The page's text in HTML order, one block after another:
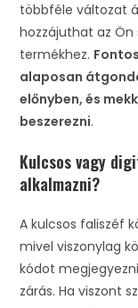
többféle változat
hozzájuthat az
termékhez.
alaposan
előnyben, és
beszerezni.
Kulcsos vagy
alkalmazni?
A kulcsos faliszéf
mivel viszonylag
kódot
zárás. Ha viszont